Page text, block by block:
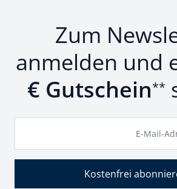
Zum
anmelden und
€ Gutschein**
E-Mail-
Kostenfrei